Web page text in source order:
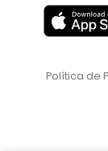
Política de